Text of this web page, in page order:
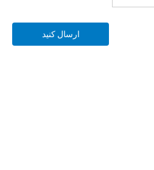
ارسال کنید